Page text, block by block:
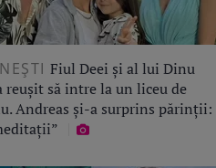
Fiul Deei și al lui Dinu
reușit să intre la un liceu de
Andreas și-a surprins părinții: